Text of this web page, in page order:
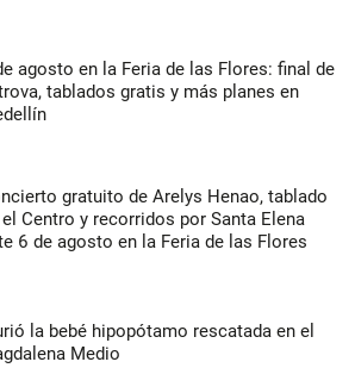
agosto en la Feria de las Flores: final de
tablados gratis y más planes en
gratuito de Arelys Henao, tablado
Centro y recorridos por Santa Elena
6 de agosto en la Feria de las Flores
la bebé hipopótamo rescatada en el
Medio